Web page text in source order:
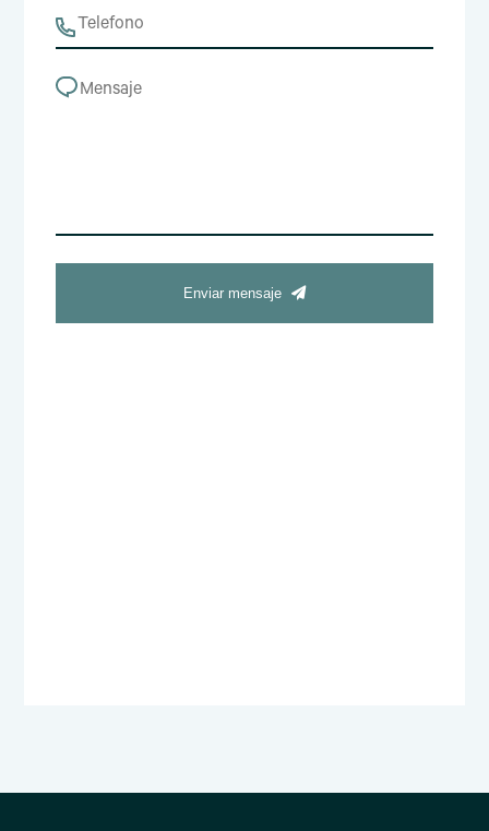
Enviar mensaje